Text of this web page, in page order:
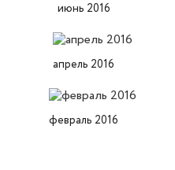
июнь 2016
апрель 2016
февраль 2016